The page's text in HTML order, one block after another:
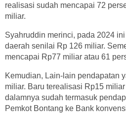
realisasi sudah mencapai 72
miliar.
Syahruddin merinci, pada 2024
daerah senilai Rp 126 miliar.
mencapai Rp77 miliar atau 61
Kemudian, Lain-lain pendapatan
miliar. Baru terealisasi Rp15
dalamnya sudah termasuk
Pemkot Bontang ke Bank